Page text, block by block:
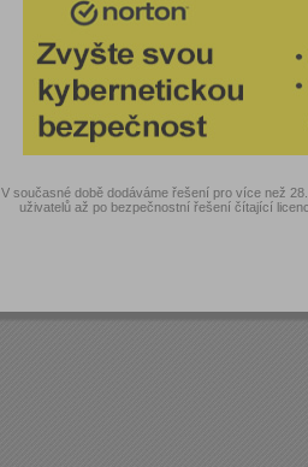
V současné době dodáváme řešení pro více než
uživatelů až po bezpečnostní řešení čítající